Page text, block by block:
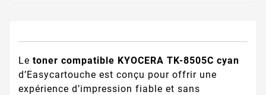
Le toner compatible KYOCERA TK-8505C cyan
d’Easycartouche est conçu pour offrir une
expérience d’impression fiable et sans